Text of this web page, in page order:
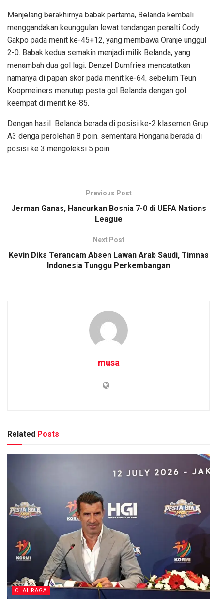
Menjelang berakhirnya babak pertama, Belanda kembali
menggandakan keunggulan lewat tendangan penalti Cody
Gakpo pada menit ke-45+12, yang membawa Oranje unggul
2-0. Babak kedua semakin menjadi milik Belanda, yang
menambah dua gol lagi. Denzel Dumfries mencatatkan
namanya di papan skor pada menit ke-64, sebelum Teun
Koopmeiners menutup pesta gol Belanda dengan gol
keempat di menit ke-85.
Dengan hasil Belanda berada di posisi ke-2 klasemen Grup
A3 denga perolehan 8 poin. sementara Hongaria berada di
posisi ke 3 mengoleksi 5 poin.
Previous Post
Jerman Ganas, Hancurkan Bosnia 7-0 di UEFA Nations
League
Next Post
Kevin Diks Terancam Absen Lawan Arab Saudi, Timnas
Indonesia Tunggu Perkembangan
musa
Related Posts
OLAHRAGA